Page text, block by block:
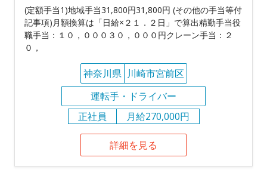
(定額手当1)地域手当31,800円31,800円 (その他の手当等付
記事項)月額換算は「日給×２１．２日」で算出精勤手当役
職手当：１０，０００３０，０００円クレーン手当：２
０，
神奈川県 川崎市宮前区
運転手・ドライバー
正社員
月給270,000円
詳細を見る